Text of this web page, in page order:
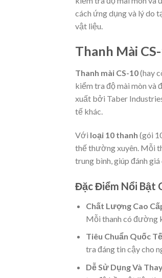
cách ứng dụng và lý do
vật liệu.
Thanh Mài
Thanh mài CS-10(hay
kiểm tra độ mài mòn và
xuất bởi Taber
tế khác.
Với loại 10 thanh (gói
thế thường xuyên. Mỗi
trung bình, giúp đánh
Đặc Điểm Nổi Bật
Chất Lượng Cao
Mỗi thanh có đường
Tiêu Chuẩn Quốc Tế
tra đáng tin cậy cho
Dễ Sử Dụng Và